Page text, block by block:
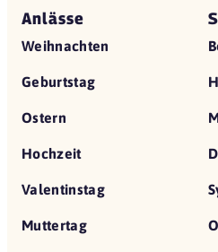
Anlässe
Weihnachten
Geburtstag
Ostern
Hochzeit
Valentinstag
Muttertag